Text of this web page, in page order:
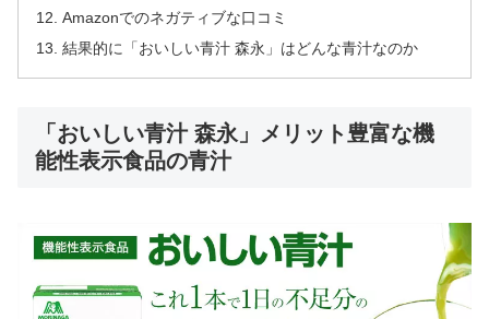
Amazonでのネガティブな口コミ
結果的に「おいしい青汁 森永」はどんな青汁なのか
「おいしい青汁 森永」メリット豊富な機
能性表示食品の青汁